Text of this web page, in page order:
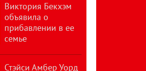
Виктория Бекхэм
объявила о
прибавлении в ее
семье
Стэйси Амбер Уорд